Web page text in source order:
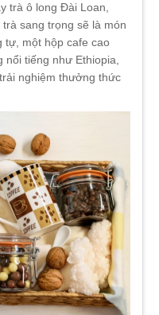
trà ô long Đài Loan,
sang trọng sẽ là món
tự, một hộp cafe cao
tiếng như Ethiopia,
nghiệm thưởng thức